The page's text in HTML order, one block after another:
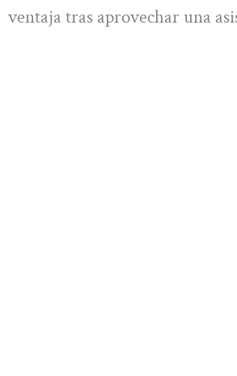
ventaja tras aprovechar una